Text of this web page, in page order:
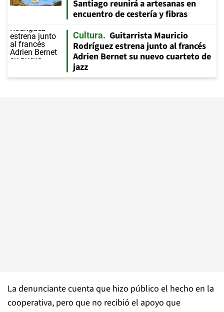
Santiago reunirá a artesanas en
encuentro de cestería y fibras
Cultura
Guitarrista Mauricio
Rodríguez estrena junto al francés
Adrien Bernet su nuevo cuarteto de
jazz
La denunciante cuenta que hizo público el hecho en la
cooperativa, pero que no recibió el apoyo que